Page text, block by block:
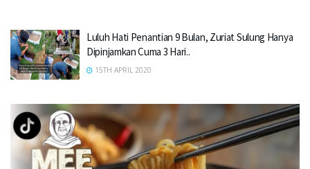
Luluh Hati Penantian 9 Bulan, Zuriat Sulung Hanya
Dipinjamkan Cuma 3 Hari..
15TH APRIL 2020